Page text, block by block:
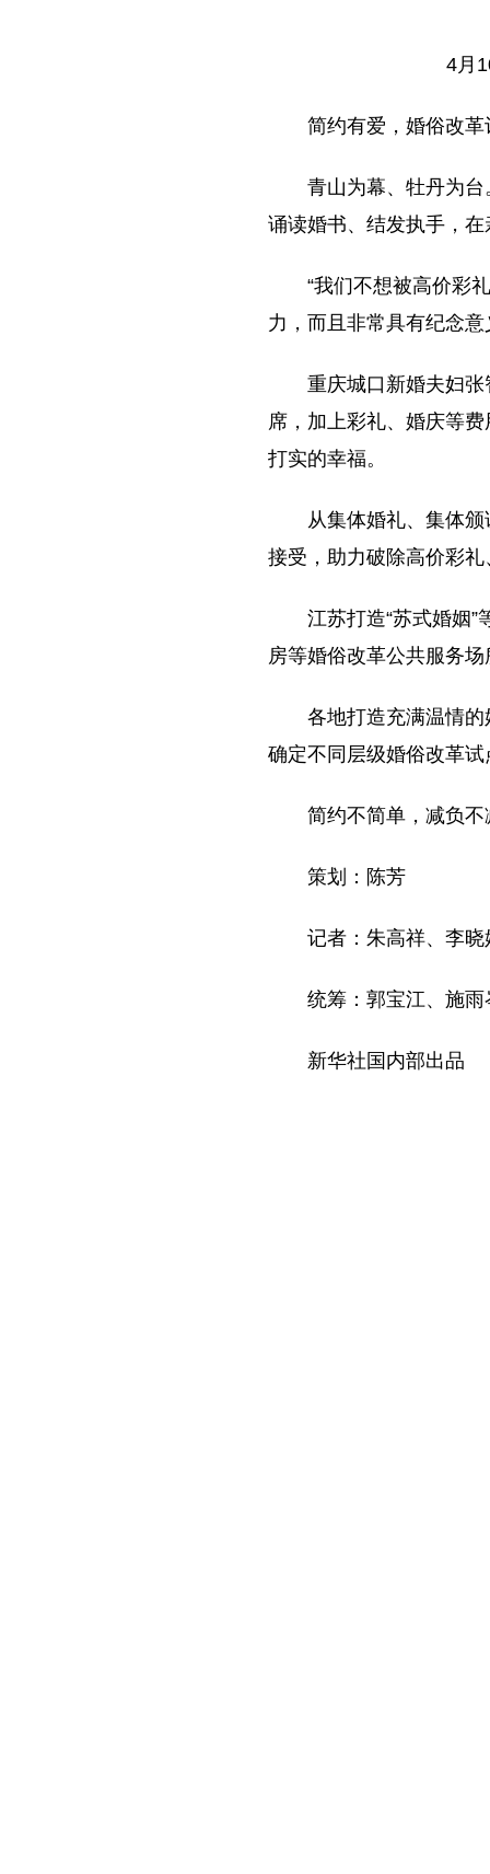
4月
简约有爱，婚俗改
青山为幕、牡丹为
诵读婚书、结发执手，
“我们不想被高价彩
力，而且非常具有纪念
重庆城口新婚夫妇
席，加上彩礼、婚庆等
打实的幸福。
从集体婚礼、集体
接受，助力破除高价彩
江苏打造“苏式婚姻
房等婚俗改革公共服务
各地打造充满温情
确定不同层级婚俗改革
简约不简单，减负不
策划：陈芳
记者：朱高祥、李
统筹：郭宝江、施雨
新华社国内部出品